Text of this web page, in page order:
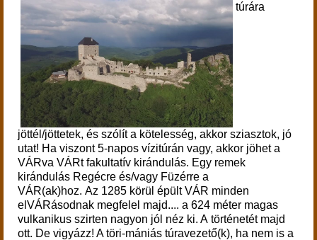
túrára
jöttél/jöttetek, és szólít a kötelesség, akkor sziasztok, jó
utat! Ha viszont 5-napos vízitúrán vagy, akkor jöhet a
VÁRva VÁRt fakultatív kirándulás. Egy remek
kirándulás Regécre és/vagy Füzérre a
VÁR(ak)hoz. Az 1285 körül épült VÁR minden
elVÁRásodnak megfelel majd.... a 624 méter magas
vulkanikus szirten nagyon jól néz ki. A történetét majd
ott. De vigyázz! A töri-mániás túravezető(k), ha nem is a